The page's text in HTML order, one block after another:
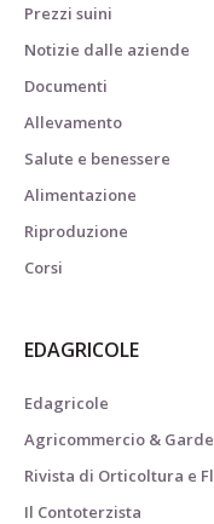
Prezzi suini
Notizie dalle aziende
Documenti
Allevamento
Salute e benessere
Alimentazione
Riproduzione
Corsi
EDAGRICOLE
Edagricole
Agricommercio &
Rivista di Orticoltura e
Il Contoterzista